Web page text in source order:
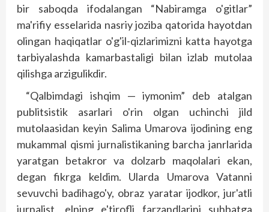
bir saboqda ifodalangan “Nabiramga o'gitlar”
ma'rifiy esselarida nasriy joziba qatorida hayotdan
olingan haqiqatlar o'g'il-qizlarimizni katta hayotga
tarbiyalashda kamarbastaligi bilan izlab mutolaa
qilishga arzigulikdir.
“Qalbimdagi ishqim — iymonim” deb atalgan
publitsistik asarlari o'rin olgan uchinchi jild
mutolaasidan keyin Salima Umarova ijodining eng
mukammal qismi jurnalistikaning barcha janrlarida
yaratgan betakror va dolzarb maqolalari ekan,
degan fikrga keldim. Ularda Umarova Vatanni
sevuvchi badihago'y, obraz yaratar ijodkor, jur'atli
jurnalist, elning e'tirofli farzandlarini suhbatga